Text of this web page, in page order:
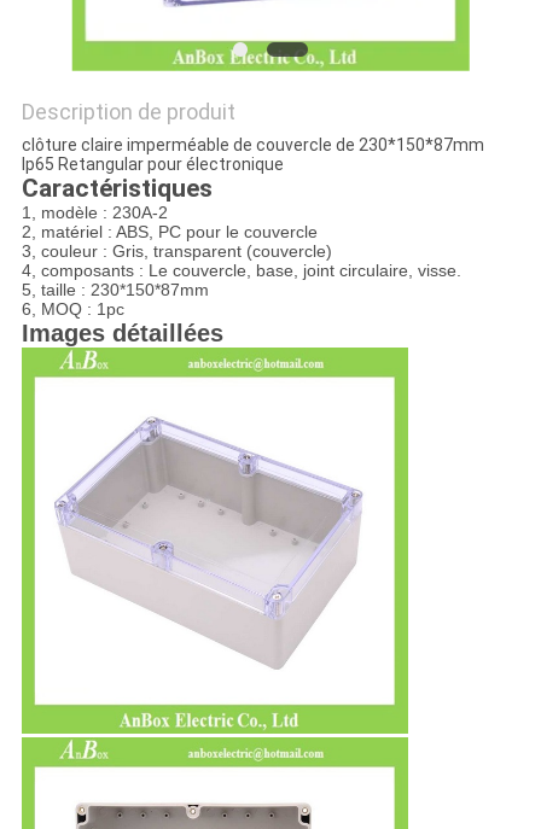
Description de produit
clôture claire imperméable de couvercle de 230*150*87mm
Ip65 Retangular pour électronique
Caractéristiques
1, modèle : 230A-2
2, matériel : ABS, PC pour le couvercle
3, couleur : Gris, transparent (couvercle)
4, composants : Le couvercle, base, joint circulaire, visse.
5, taille : 230*150*87mm
6, MOQ : 1pc
Images détaillées